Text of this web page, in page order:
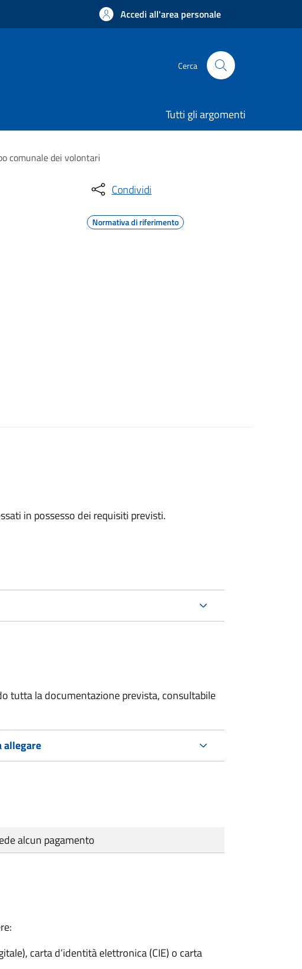
Accedi all'area personale
Cerca
Tutti gli argomenti
comunale dei volontari
Condividi
Normativa di riferimento
in possesso dei requisiti previsti.
tutta la documentazione prevista, consultabile
allegare
alcun pagamento
carta d’identità elettronica (CIE) o carta